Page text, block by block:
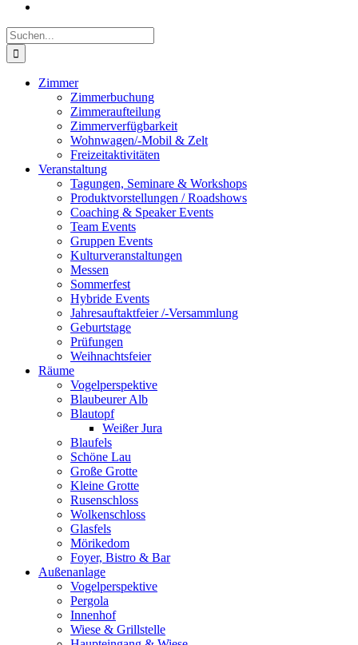
Suche
nach:
Zimmer
Zimmerbuchung
Zimmeraufteilung
Zimmerverfügbarkeit
Wohnwagen/-Mobil & Zelt
Freizeitaktivitäten
Veranstaltung
Tagungen, Seminare & Workshops
Produktvorstellungen / Roadshows
Coaching & Speaker Events
Team Events
Gruppen Events
Kulturveranstaltungen
Messen
Sommerfest
Hybride Events
Jahresauftaktfeier /-Versammlung
Geburtstage
Prüfungen
Weihnachtsfeier
Räume
Vogelperspektive
Blaubeurer Alb
Blautopf
Weißer Jura
Blaufels
Schöne Lau
Große Grotte
Kleine Grotte
Rusenschloss
Wolkenschloss
Glasfels
Mörikedom
Foyer, Bistro & Bar
Außenanlage
Vogelperspektive
Pergola
Innenhof
Wiese & Grillstelle